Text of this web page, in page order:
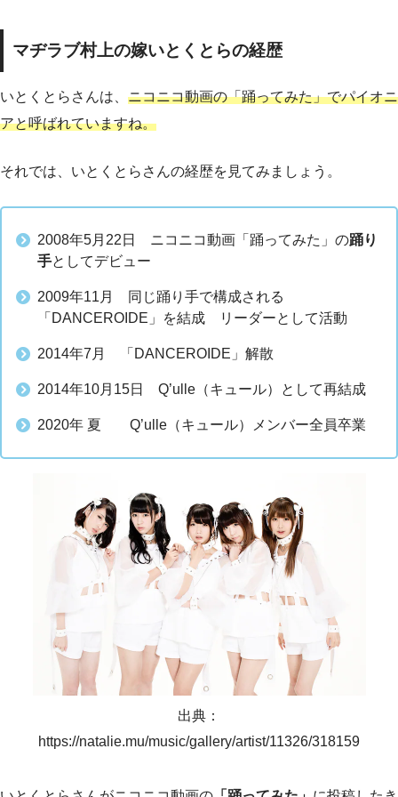
マヂラブ村上の嫁いとくとらの経歴
いとくとらさんは、 ニコニコ動画の「踊ってみた」でパイオニ
アと呼ばれていますね。
それでは、いとくとらさんの経歴を見てみましょう。
2008年5月22日 ニコニコ動画「踊ってみた」の踊り
手としてデビュー
2009年11月 同じ踊り手で構成される
「DANCEROIDE」を結成 リーダーとして活動
2014年7月 「DANCEROIDE」解散
2014年10月15日 Q’ulle（キュール）として再結成
2020年 夏 Q’ulle（キュール）メンバー全員卒業
出典：
https://natalie.mu/music/gallery/artist/11326/318159